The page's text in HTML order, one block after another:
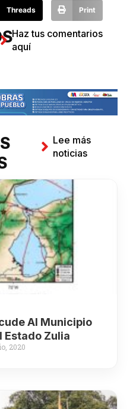
Threads Print
Haz tus comentarios
aquí
Lee más
noticias
Al Municipio
Estado Zulia
2020